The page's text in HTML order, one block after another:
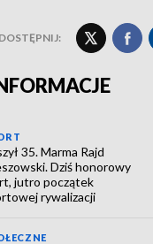
35. Marma Rajd
Dziś honorowy
jutro początek
rywalizacji